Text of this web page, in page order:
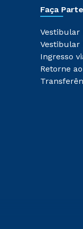
Faça Parte
Vestibular
Vestibular
Ingresso
Retorne